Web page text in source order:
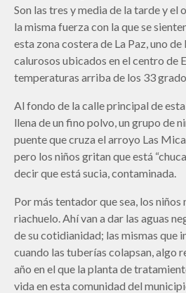
Son las tres y media de la tarde y el
la misma fuerza con la que se
esta zona costera de La Paz, uno
calurosos ubicados en el centro de
temperaturas arriba de los 33
Al fondo de la calle principal de
llena de un fino polvo, un grupo de
puente que cruza el arroyo Las
pero los niños gritan que está
decir que está sucia, contaminada.
Por más tentador que sea, los niños
riachuelo. Ahí van a dar las aguas
de su cotidianidad; las mismas que
cuando las tuberías colapsan, algo
año en el que la planta de
vida en esta comunidad del